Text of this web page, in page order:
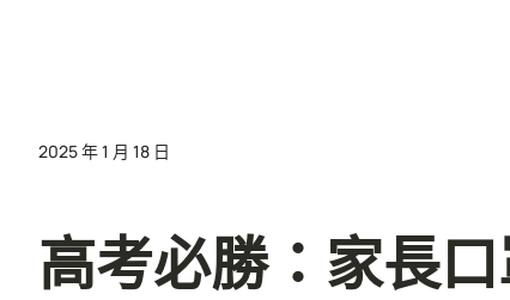
2025 年 1 月 18 日
高考必勝：家長